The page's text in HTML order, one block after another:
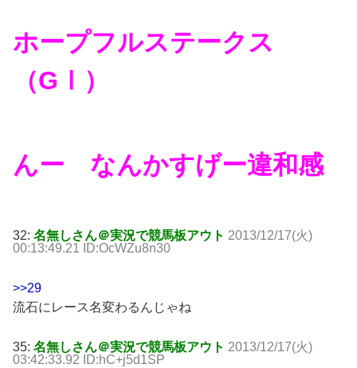
ホープフルステークス
（GⅠ）
んー なんかすげー違和感
32: 名無しさん＠実況で競馬板アウト 2013/12/17(火)
00:13:49.21 ID:OcWZu8n30
>>29
流石にレース名変わるんじゃね
35: 名無しさん＠実況で競馬板アウト 2013/12/17(火)
03:42:33.92 ID:hC+j5d1SP